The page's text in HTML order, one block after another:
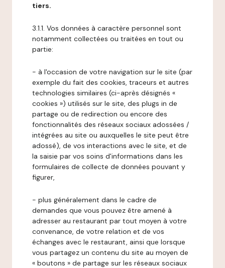
tiers.
3.1.1. Vos données à caractère personnel sont
notamment collectées ou traitées en tout ou
partie:
- à l'occasion de votre navigation sur le site (par
exemple du fait des cookies, traceurs et autres
technologies similaires (ci-après désignés «
cookies ») utilisés sur le site, des plugs in de
partage ou de redirection ou encore des
fonctionnalités des réseaux sociaux adossées /
intégrées au site ou auxquelles le site peut être
adossé), de vos interactions avec le site, et de
la saisie par vos soins d'informations dans les
formulaires de collecte de données pouvant y
figurer,
- plus généralement dans le cadre de
demandes que vous pouvez être amené à
adresser au restaurant par tout moyen à votre
convenance, de votre relation et de vos
échanges avec le restaurant, ainsi que lorsque
vous partagez un contenu du site au moyen de
« boutons » de partage sur les réseaux sociaux